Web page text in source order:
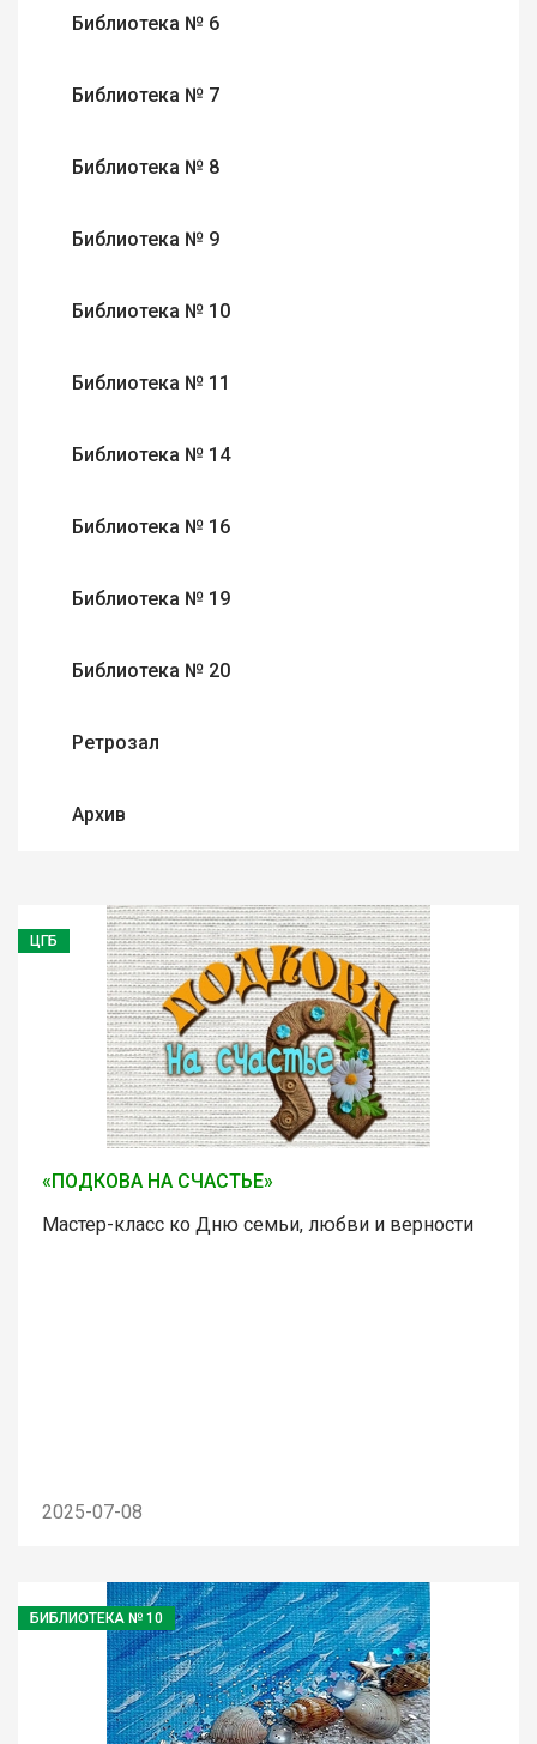
Библиотека № 6
Библиотека № 7
Библиотека № 8
Библиотека № 9
Библиотека № 10
Библиотека № 11
Библиотека № 14
Библиотека № 16
Библиотека № 19
Библиотека № 20
Ретрозал
Архив
ЦГБ
«ПОДКОВА НА СЧАСТЬЕ»
Мастер-класс ко Дню семьи, любви и верности
2025-07-08
БИБЛИОТЕКА № 10